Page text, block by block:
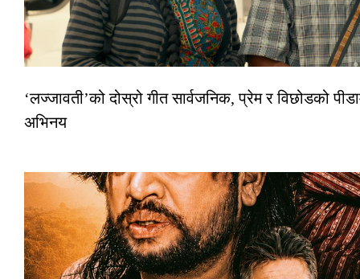
‘लज्जावती’को दोस्रो गीत सार्वजनिक, प्रेम र विछोडको
अभिनय